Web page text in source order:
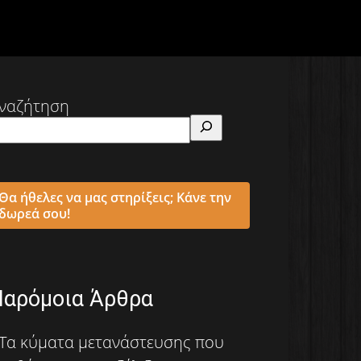
ήθελες να μας στηρίξεις; Κάνε την
σου!
Άρθρα
κύματα μετανάστευσης που